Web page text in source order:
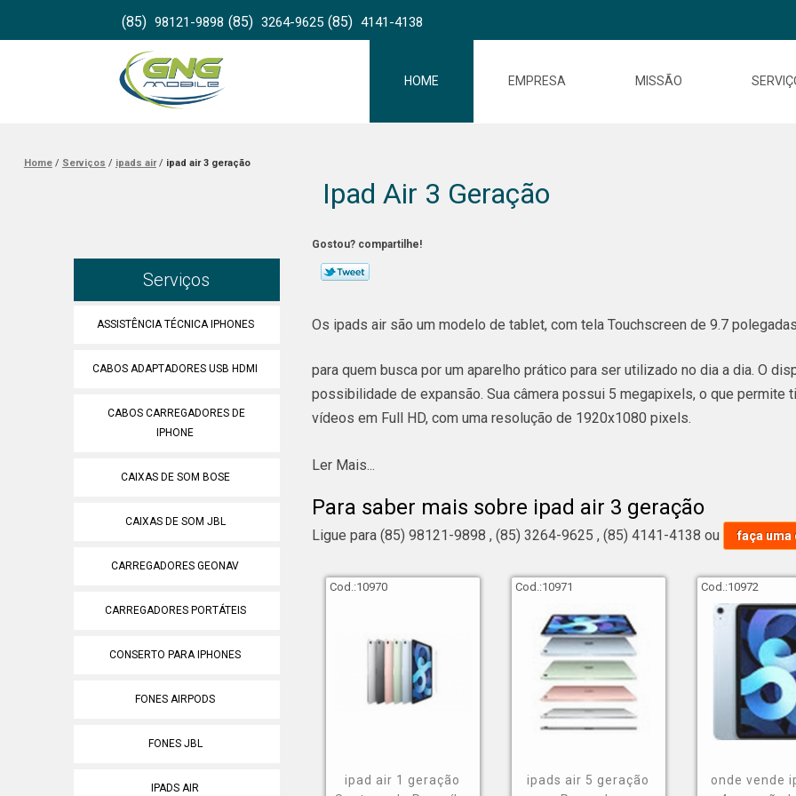
HOME EMPRESA MISSÃO
(85) 98121-9898 (85) 3264-9625 (85) 4141-4138
Home Serviços ipads air ipad air 3 geração
Serviços
ASSISTÊNCIA TÉCNICA IPHONES
CABOS ADAPTADORES USB HDMI
CABOS CARREGADORES DE
IPHONE
CAIXAS DE SOM BOSE
CAIXAS DE SOM JBL
CARREGADORES GEONAV
CARREGADORES PORTÁTEIS
CONSERTO PARA IPHONES
FONES AIRPODS
FONES JBL
IPADS AIR
Ipad Air 3 Geração
Gostou? compartilhe!
Os ipads air são um modelo de tablet, com tela Touchscreen de 9.7
para quem busca por um aparelho prático para ser utilizado no dia a dia. O
possibilidade de expansão. Sua câmera possui 5 megapixels, o que
vídeos em Full HD, com uma resolução de 1920x1080 pixels.
Sobre ipad air 3 geração, esteja ciente que é ideal para trabalhar, estudar,
solução quando adquirida da empresa GNG Mobile conta com qualidade e
air.
iphones x pro max;
iphones xr 64gb branco;
macbooks air i5;
assistência técnica em iphones;
Ler Mais...
Para saber mais sobre ipad air 3 geração
Ligue para (85) 98121-9898 , (85) 3264-9625 , (85) 4141-4138 ou faça uma
Cod.:10970
ipad air 1 geração
Cod.:10971
ipads air 5 geração
Cod.:10972
onde vende